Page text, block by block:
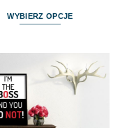
WYBIERZ OPCJE
wiele
wariantów.
Opcje
można